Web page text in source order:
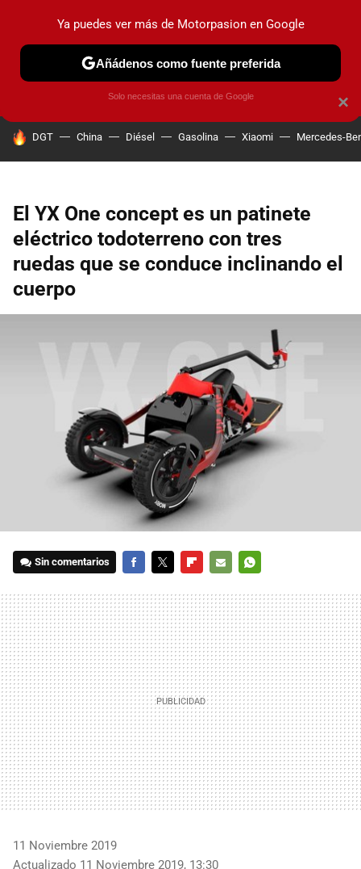
PRUEBAS COCHES ELÉCTRICOS OBSERVATORIO
HOY SE HABLA DE
DGT China Diésel Gasolina Xiaomi Mercedes-
El YX One concept es un patinete
eléctrico todoterreno con tres
ruedas que se conduce inclinando el
cuerpo
Sin comentarios
MAIL
11 Noviembre 2019
Actualizado 11 Noviembre 2019, 13:30
×
Ya puedes ver más de Motorpasion en Google
Añádenos como fuente preferida
Solo necesitas una cuenta de Google